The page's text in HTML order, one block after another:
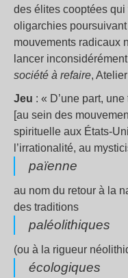
des élites cooptées
oligarchies
mouvements radicaux
lancer
société à refaire,
Jeu : « D’une part,
[au sein des
spirituelle aux États-
l’irrationalité, au
païenne
au nom du retour à la
des traditions
paléolithiques
(ou à la rigueur
écologiques